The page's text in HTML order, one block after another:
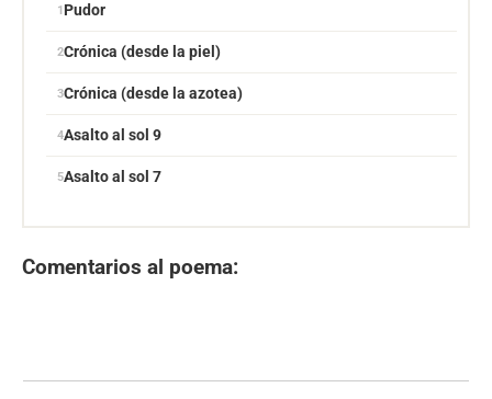
Pudor
Crónica (desde la piel)
Crónica (desde la azotea)
Asalto al sol 9
Asalto al sol 7
Comentarios al poema: